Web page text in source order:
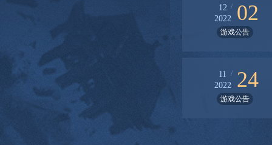
12
2022
02
/
游戏公告
11
2022
24
/
游戏公告